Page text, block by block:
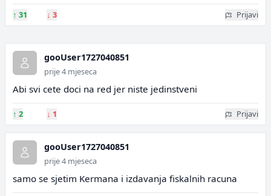
↑ 31 ↓ 3 Prijavi
gooUser1727040851
prije 4 mjeseca
Abi svi cete doci na red jer niste jedinstveni
↑ 2 ↓ 1 Prijavi
gooUser1727040851
prije 4 mjeseca
samo se sjetim Kermana i izdavanja fiskalnih racuna